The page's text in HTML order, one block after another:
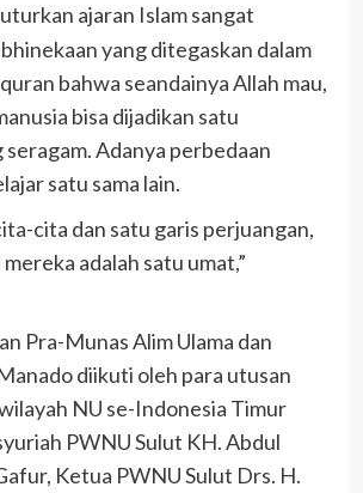
ajaran Islam sangat
yang ditegaskan dalam
bahwa seandainya Allah mau,
bisa dijadikan satu
seragam. Adanya perbedaan
satu sama lain.
cita dan satu garis perjuangan,
adalah satu umat,”
Pra-Munas Alim Ulama dan
diikuti oleh para utusan
NU se-Indonesia Timur
PWNU Sulut KH. Abdul
Ketua PWNU Sulut Drs. H.